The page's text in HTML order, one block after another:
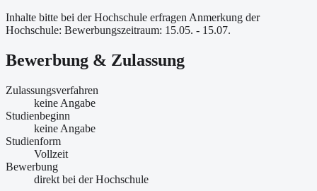
Inhalte bitte bei der Hochschule erfragen Anmerkung der
Hochschule: Bewerbungszeitraum: 15.05. - 15.07.
Bewerbung & Zulassung
Zulassungsverfahren
keine Angabe
Studienbeginn
keine Angabe
Studienform
Vollzeit
Bewerbung
direkt bei der Hochschule